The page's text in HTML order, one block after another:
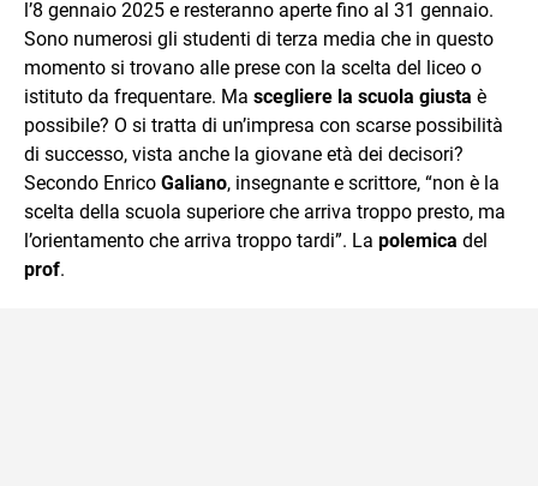
l’8 gennaio 2025 e resteranno aperte fino al 31 gennaio.
Sono numerosi gli studenti di terza media che in questo
momento si trovano alle prese con la scelta del liceo o
istituto da frequentare. Ma scegliere la scuola giusta è
possibile? O si tratta di un’impresa con scarse possibilità
di successo, vista anche la giovane età dei decisori?
Secondo Enrico Galiano, insegnante e scrittore, “non è la
scelta della scuola superiore che arriva troppo presto, ma
l’orientamento che arriva troppo tardi”. La polemica del
prof.